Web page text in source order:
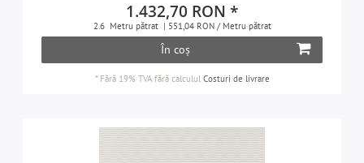
1.432,70 RON *
2.6 Metru pătrat | 551,04 RON / Metru pătrat
În coș
* Fără 19% TVAfără calculul Costuri de livrare